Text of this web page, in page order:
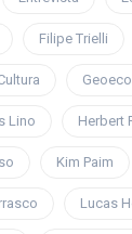
Filipe Trielli
Lino Herbert
Kim Paim
Lucas